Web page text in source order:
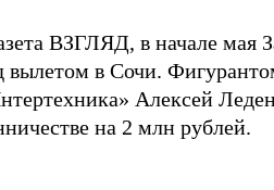
ВЗГЛЯД, в начале мая
вылетом в Сочи.
Алексей
на 2 млн рублей.